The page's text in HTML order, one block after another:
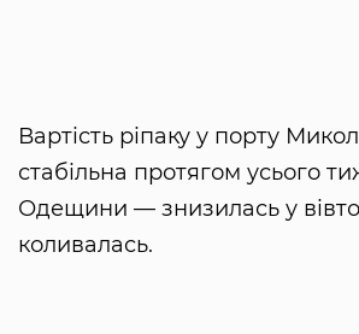
Вартість ріпаку у порту
стабільна протягом усього
Одещини — знизилась у
коливалась.